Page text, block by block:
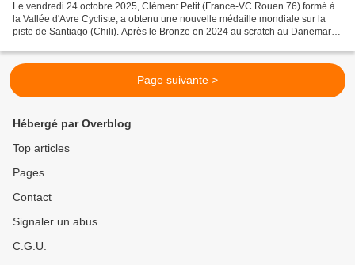
Le vendredi 24 octobre 2025, Clément Petit (France-VC Rouen 76) formé à
la Vallée d'Avre Cycliste, a obtenu une nouvelle médaille mondiale sur la
piste de Santiago (Chili). Après le Bronze en 2024 au scratch au Danemark,
Page suivante >
Hébergé par Overblog
Top articles
Pages
Contact
Signaler un abus
C.G.U.